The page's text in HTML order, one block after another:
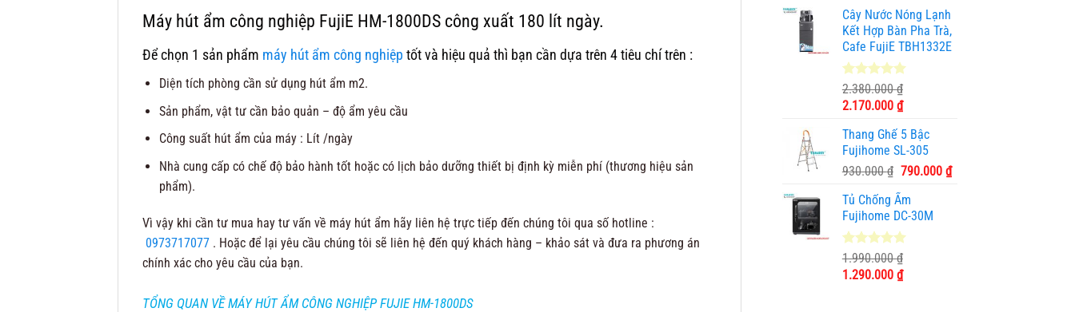
Máy hút ẩm công nghiệp FujiE HM-1800DS công xuất 180 lít ngày.
Để chọn 1 sản phẩm máy hút ẩm công nghiệp tốt và hiệu quả thì bạn cần dựa trên 4 tiêu chí trên :
Diện tích phòng cần sử dụng hút ẩm m2.
Sản phẩm, vật tư cần bảo quản – độ ẩm yêu cầu
Công suất hút ẩm của máy : Lít /ngày
Nhà cung cấp có chế độ bảo hành tốt hoặc có lịch bảo dưỡng thiết bị định kỳ miễn phí (thương hiệu sản
phẩm).
Vì vậy khi cần tư mua hay tư vấn về máy hút ẩm hãy liên hệ trực tiếp đến chúng tôi qua số hotline :
0973717077 . Hoặc để lại yêu cầu chúng tôi sẽ liên hệ đến quý khách hàng – khảo sát và đưa ra phương án
chính xác cho yêu cầu của bạn.
TỔNG QUAN VỀ MÁY HÚT ẨM CÔNG NGHIỆP FUJIE HM-1800DS
là:
1.687.000 ₫.
tại
là:
1.050.000 ₫.
Cây Nước Nóng Lạnh
Kết Hợp Bàn Pha Trà,
Cafe FujiE TBH1332E
5.00trên 5
dựa trên
11
đánh giá
2.380.000₫
Giá
là:
2.380.000 ₫.
2.170.000 ₫Giá
tại
là:
2.170.000 ₫.
Thang Ghế 5 Bậc
Fujihome SL-305
930.000₫ Giá
là:
930.000 ₫.
790.000 ₫Giá
Tủ Chống Ẩm
Fujihome DC-30M
5.00trên 5
dựa trên
3
đánh giá
1.990.000₫
Giá
1.290.000 ₫Giá